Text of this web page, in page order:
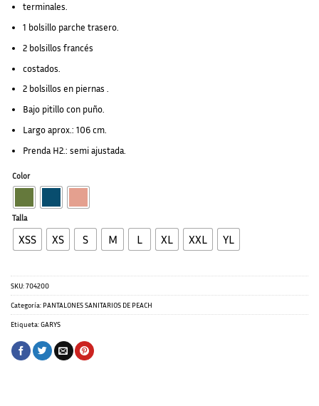
terminales.
1 bolsillo parche trasero.
2 bolsillos francés
costados.
2 bolsillos en piernas .
Bajo pitillo con puño.
Largo aprox.: 106 cm.
Prenda H2.: semi ajustada.
Color
Talla
XSS XS S M L XL XXL YL
SKU:704200
Categoría: PANTALONES SANITARIOS DE PEACH
Etiqueta:GARYS